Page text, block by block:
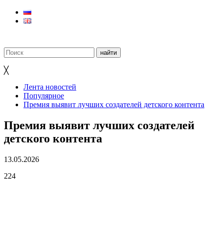
╳
Лента новостей
Популярное
Премия выявит лучших создателей детского контента
Премия выявит лучших создателей
детского контента
13.05.2026
224